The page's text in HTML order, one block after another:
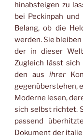
hinabsteigen zu
bei Peckinpah
Belang, ob die
werden. Sie
der in dieser
Zugleich lässt
den aus ihrer
gegenüberstehen,
Moderne lesen,
sich selbst richtet.
passend
Dokument der